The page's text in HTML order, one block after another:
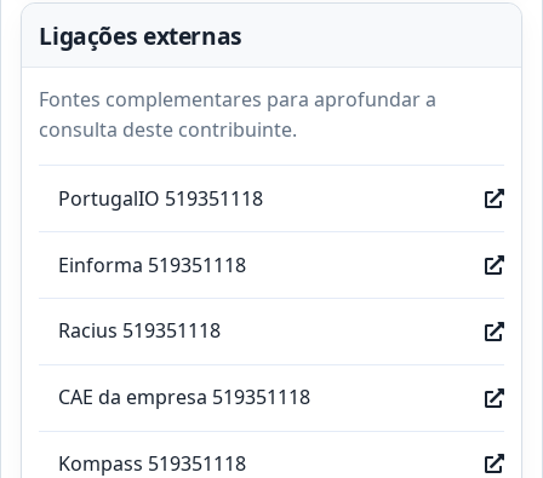
Ligações externas
Fontes complementares para aprofundar a
consulta deste contribuinte.
PortugalIO 519351118
Einforma 519351118
Racius 519351118
CAE da empresa 519351118
Kompass 519351118